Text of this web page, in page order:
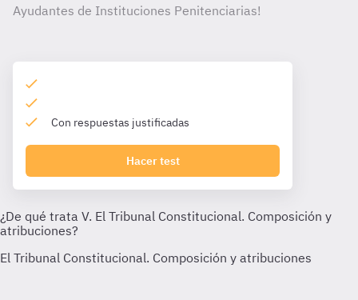
Ayudantes de Instituciones Penitenciarias!
Con respuestas justificadas
Hacer test